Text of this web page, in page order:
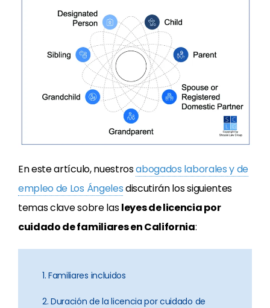
En este artículo, nuestrosabogados laborales y de
empleo de Los Ángelesdiscutirán los siguientes
temas clave sobre lasleyes de licencia por
cuidado de familiares en California:
1. Familiares incluidos
2. Duración de la licencia por cuidado de